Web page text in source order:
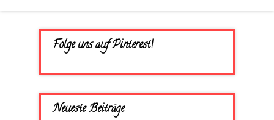
Folge uns auf Pinterest!
Neueste Beiträge